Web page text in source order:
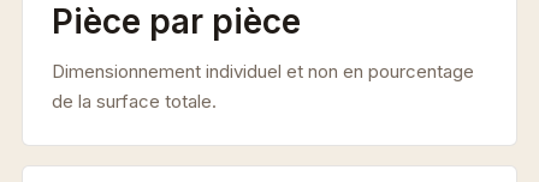
Pièce par pièce
Dimensionnement individuel et non en pourcentage
de la surface totale.